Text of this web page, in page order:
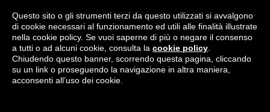
Questo sito o gli strumenti terzi da questo utilizzati si avvalgono
di cookie necessari al funzionamento ed utili alle finalità illustrate
nella cookie policy. Se vuoi saperne di più o negare il consenso
a tutti o ad alcuni cookie, consulta la cookie policy
Chiudendo questo banner, scorrendo questa pagina, cliccando
su un link o proseguendo la navigazione in altra maniera,
acconsenti all’uso dei cookie.